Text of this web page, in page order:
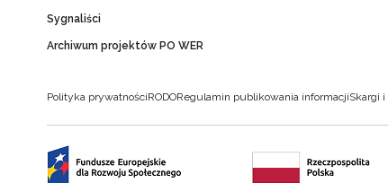
Sygnaliści
Archiwum projektów PO WER
Polityka prywatnościRODORegulamin publikowania informacjiSkargi